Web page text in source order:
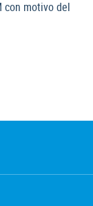
con motivo del